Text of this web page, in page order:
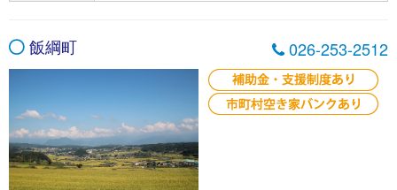
飯綱町 026-253-2512